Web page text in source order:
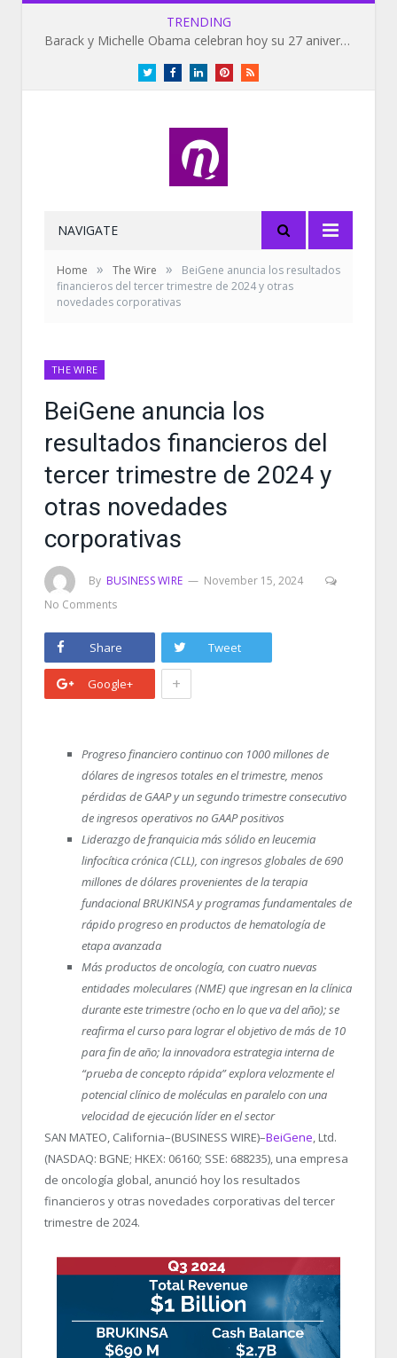
TRENDING
Barack y Michelle Obama celebran hoy su 27 aniversario de bodas
TwitterFacebookLinkedInPinterestRSS
NAVIGATE
Home » The Wire »
BeiGene anuncia los resultados
financieros del tercer trimestre de 2024 y otras
novedades corporativas
THE WIRE
BeiGene anuncia los
resultados financieros del
tercer trimestre de 2024 y
otras novedades
corporativas
By BUSINESS WIRE
November 15, 2024
No Comments
Share Tweet
Google+ +
Progreso financiero continuo con 1000 millones de
dólares de ingresos totales en el trimestre, menos
pérdidas de GAAP y un segundo trimestre consecutivo
de ingresos operativos no GAAP positivos
Liderazgo de franquicia más sólido en leucemia
linfocítica crónica (CLL), con ingresos globales de 690
millones de dólares provenientes de la terapia
fundacional BRUKINSA y programas fundamentales de
rápido progreso en productos de hematología de
etapa avanzada
Más productos de oncología, con cuatro nuevas
entidades moleculares (NME) que ingresan en la clínica
durante este trimestre (ocho en lo que va del año); se
reafirma el curso para lograr el objetivo de más de 10
para fin de año; la innovadora estrategia interna de
“prueba de concepto rápida” explora velozmente el
potencial clínico de moléculas en paralelo con una
velocidad de ejecución líder en el sector
SAN MATEO, California–(BUSINESS WIRE)–BeiGene, Ltd.
(NASDAQ: BGNE; HKEX: 06160; SSE: 688235), una empresa
de oncología global, anunció hoy los resultados
financieros y otras novedades corporativas del tercer
trimestre de 2024.